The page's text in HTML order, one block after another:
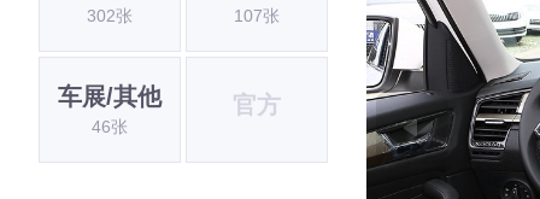
302张 107张
车展/其他
46张
官方